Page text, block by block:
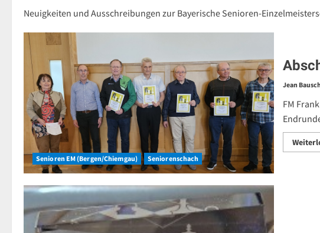
Neuigkeiten und Ausschreibungen zur Bayerische Senioren-
Senioren EM (Bergen/Chiemgau) Seniorenschach
Jean
FM